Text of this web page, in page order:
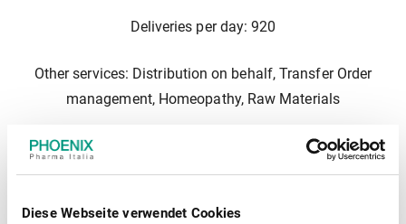
Diese Webseite verwendet Cookies
Deliveries per day: 920
Other services: Distribution on behalf, Transfer Order
management, Homeopathy, Raw Materials